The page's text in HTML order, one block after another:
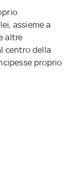
assieme a
altre
centro della
proprio